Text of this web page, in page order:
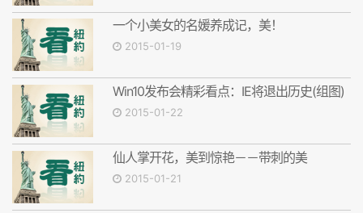
一个小美女的名媛养成记，美！
2015-01-19
Win10发布会精彩看点：IE将退出历史(组图)
2015-01-22
仙人掌开花，美到惊艳－－带刺的美
2015-01-21